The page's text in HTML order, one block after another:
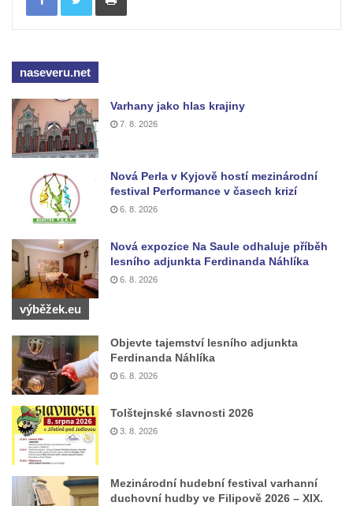
Jeníkově
Dům správce hřbitova v Mikulášovicích
Tovární budova v Mikulášovicích – Anton
Pohl, továrna na gumové stuhy
Tovární budova čp. 478 v Mikulášovicích –
Franz Frenzel, továrna na nože
Tovární budova jižně od dolního nádraží v
Mikulášovicích – Josef Kunert & synové,
kovové a kancelářské zboží
Schodiště ke kostelu Nanebevzetí Panny
Marie ve Vilémově
Lázeňský dům čp. 82 v Lázních Libverda
Lázeňský dům Jizera čp. 116 v Lázních
Libverda
113 v Lázních Libverda
Dům čp. 94 na náměstí T. G. Masaryka ve
Frýdlantu
Dům čp. 104 na náměstí T. G. Masaryka ve
naseveru.net
Varhany jako hlas krajiny
7. 8. 2026
Nová Perla v Kyjově hostí mezinárodní
festival Performance v časech krizí
6. 8. 2026
Nová expozice Na Saule odhaluje příběh
lesního adjunkta Ferdinanda Náhlíka
6. 8. 2026
výběžek.eu
Objevte tajemství lesního adjunkta
Ferdinanda Náhlíka
6. 8. 2026
Tolštejnské slavnosti 2026
3. 8. 2026
Mezinárodní hudební festival varhanní
duchovní hudby ve Filipově 2026 – XIX.